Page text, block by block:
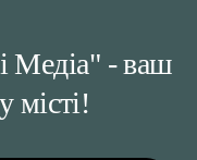
Медіа" - ваш
місті!